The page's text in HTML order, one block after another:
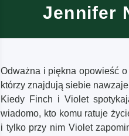
Jennifer
Odważna i piękna opowieść o
którzy znajdują siebie
Kiedy Finch i Violet
wiadomo, kto komu ratuje
i tylko przy nim Violet